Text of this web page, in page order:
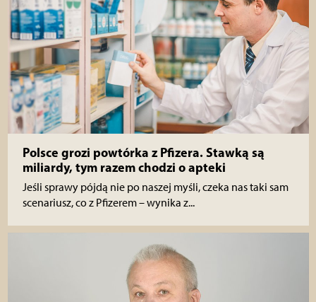
Polsce grozi powtórka z Pfizera. Stawką są
miliardy, tym razem chodzi o apteki
Jeśli sprawy pójdą nie po naszej myśli, czeka nas taki sam
scenariusz, co z Pfizerem – wynika z...